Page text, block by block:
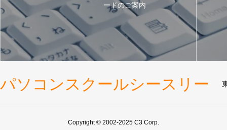
ードのご案内
パソコンスクールシースリー
Copyright © 2002-2025 C3 Corp.